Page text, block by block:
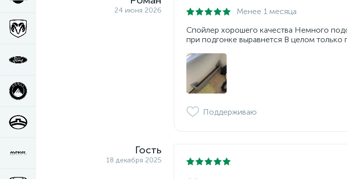
24 июня 2026 Менее 1 месяца
Спойлер хорошего качества Немного
при подгонке выравнется В целом
Поддерживаю
Гость
18 декабря 2025